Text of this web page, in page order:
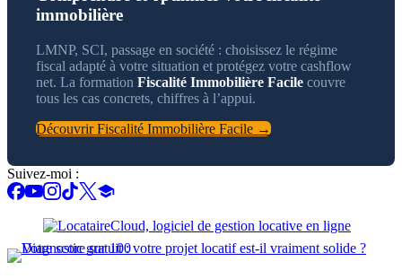
immobilière
LMNP, SCI, passage en société : choisissez le régime
fiscal adapté à votre situation et protégez votre cashflow
net. La formation Fiscalité Immobilière Facile couvre
tous les cas concrets, chiffres à l’appui.
Découvrir Fiscalité Immobilière Facile →
Suivez-moi :